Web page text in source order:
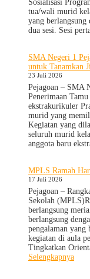
Sosialisasi
tua/wali murid
yang
dua sesi. Sesi
SMA Negeri 1
untuk Tanamkan
23 Juli 2026
Pejagoan – SMA
Penerimaan
ekstrakurikuler
murid yang
Kegiatan yang
seluruh murid
anggota baru
MPLS Ramah
17 Juli 2026
Pejagoan –
Sekolah
berlangsung
berlangsung
pengalaman yang
kegiatan di aula
Tingkatkan
Selengkapnya: